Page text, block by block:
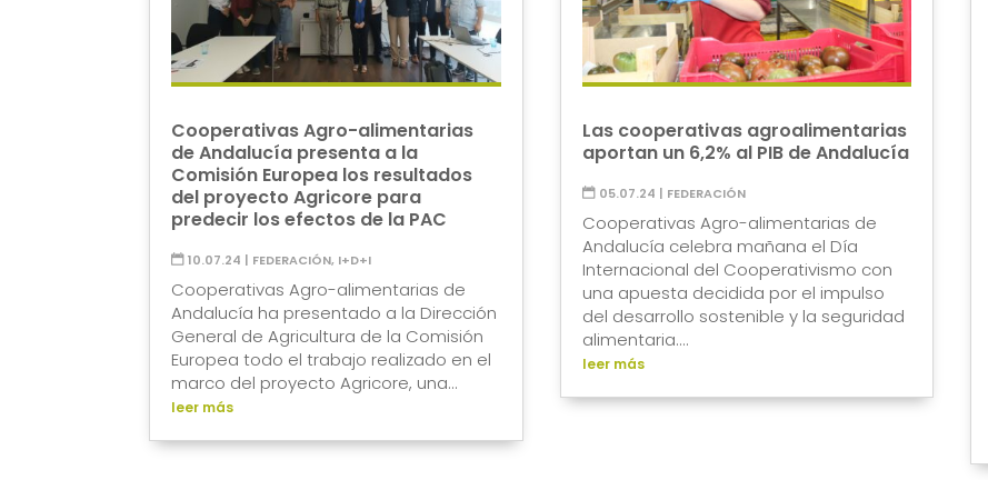
Cooperativas Agro-alimentarias
de Andalucía presenta a la
Comisión Europea los resultados
del proyecto Agricore para
predecir los efectos de la PAC
10.07.24 | FEDERACIÓN, I+D+I
Cooperativas Agro-alimentarias de
Andalucía ha presentado a la Dirección
General de Agricultura de la Comisión
Europea todo el trabajo realizado en el
marco del proyecto Agricore, una...
leer más
Las cooperativas agroalimentarias
aportan un 6,2% al PIB de Andalucía
05.07.24 | FEDERACIÓN
Cooperativas Agro-alimentarias de
Andalucía celebra mañana el Día
Internacional del Cooperativismo con
una apuesta decidida por el impulso
del desarrollo sostenible y la seguridad
alimentaria....
leer más